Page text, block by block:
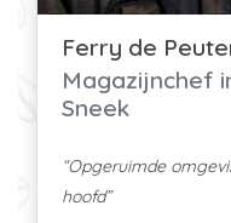
Ferry de
Magazijnchef
Sneek
“Opgeruimde
hoofd”